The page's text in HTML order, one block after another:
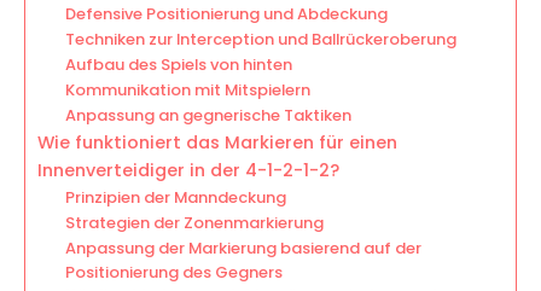
Defensive Positionierung und Abdeckung
Techniken zur Interception und Ballrückeroberung
Aufbau des Spiels von hinten
Kommunikation mit Mitspielern
Anpassung an gegnerische Taktiken
Wie funktioniert das Markieren für einen
Innenverteidiger in der 4-1-2-1-2?
Prinzipien der Manndeckung
Strategien der Zonenmarkierung
Anpassung der Markierung basierend auf der
Positionierung des Gegners